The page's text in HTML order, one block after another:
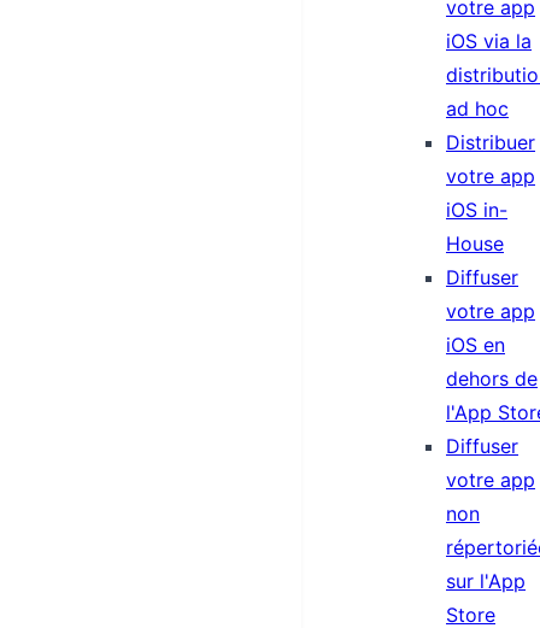
votre app
iOS via la
ad hoc
Distribuer
votre app
iOS in-
House
Diffuser
votre app
iOS en
dehors de
l'App
Diffuser
votre app
non
sur l'App
Store